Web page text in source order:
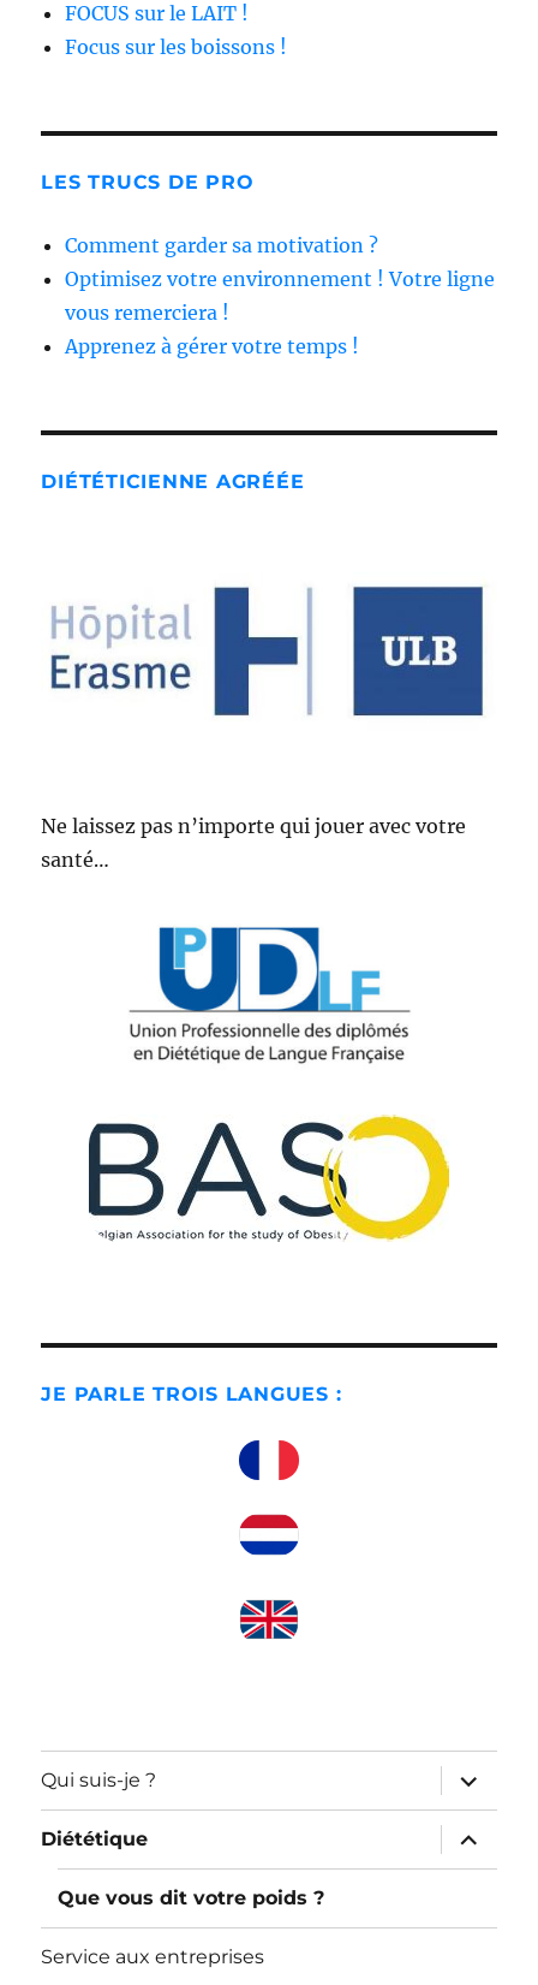
FOCUS sur le LAIT !
Focus sur les boissons !
LES TRUCS DE PRO
Comment garder sa motivation ?
Optimisez votre environnement ! Votre ligne
vous remerciera !
Apprenez à gérer votre temps !
DIÉTÉTICIENNE AGRÉÉE
Ne laissez pas n’importe qui jouer avec votre
santé…
JE PARLE TROIS LANGUES :
Qui suis-je ?
ouvrir
le
sous-
menu
Diététique
ouvrir
le
sous-
Que vous dit votre poids ?
Service aux entreprises